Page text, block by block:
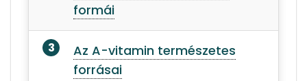
formái
Az A-vitamin természetes
forrásai